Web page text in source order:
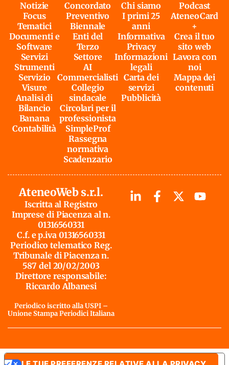
Notizie
Focus
Tematici
Documenti e
Software
Servizi
Strumenti
Servizio
Visure
Analisi di
Bilancio
Banana
Contabilità
Concordato
Preventivo
Biennale
Enti del
Terzo
Settore
AI
Commercialisti
Collegio
sindacale
Circolari per il
professionista
SimpleProf
Rassegna
normativa
Scadenzario
Chi siamo
I primi 25
anni
Informativa
Privacy
Informazioni
legali
Carta dei
servizi
Pubblicità
Podcast
AteneoCard
+
Crea il tuo
sito web
Lavora con
noi
Mappa dei
contenuti
AteneoWeb s.r.l.
Iscritta al Registro
Imprese di Piacenza al n.
01316560331
C.f. e p.iva 01316560331
Periodico telematico Reg.
Tribunale di Piacenza n.
587 del 20/02/2003
Direttore responsabile:
Riccardo Albanesi
Periodico iscritto alla USPI –
Unione Stampa Periodici Italiana